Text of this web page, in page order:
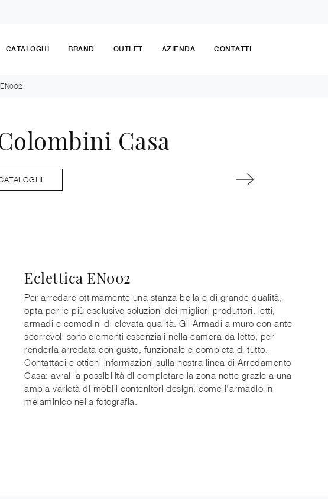
CATALOGHI BRAND OUTLET AZIENDA CONTATTI
Casa
Eclettica EN002
Per arredare ottimamente una stanza bella e di grande qualità,
opta per le più esclusive soluzioni dei migliori produttori, letti,
armadi e comodini di elevata qualità. Gli Armadi a muro con ante
scorrevoli sono elementi essenziali nella camera da letto, per
renderla arredata con gusto, funzionale e completa di tutto.
Contattaci e ottieni informazioni sulla nostra linea di Arredamento
Casa: avrai la possibilità di completare la zona notte grazie a una
ampia varietà di mobili contenitori design, come l'armadio in
melaminico nella fotografia.